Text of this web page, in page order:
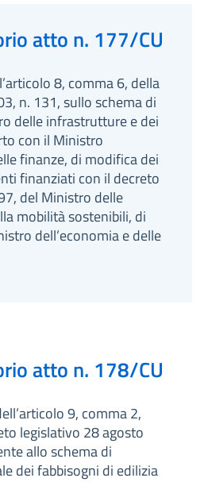
atto n. 177/CU
8, comma 6, della
n. 131, sullo schema di
delle infrastrutture e dei
con il Ministro
finanze, di modifica dei
finanziati con il decreto
del Ministro delle
mobilità sostenibili, di
dell’economia e delle
atto n. 178/CU
9, comma 2,
legislativo 28 agosto
allo schema di
dei fabbisogni di edilizia